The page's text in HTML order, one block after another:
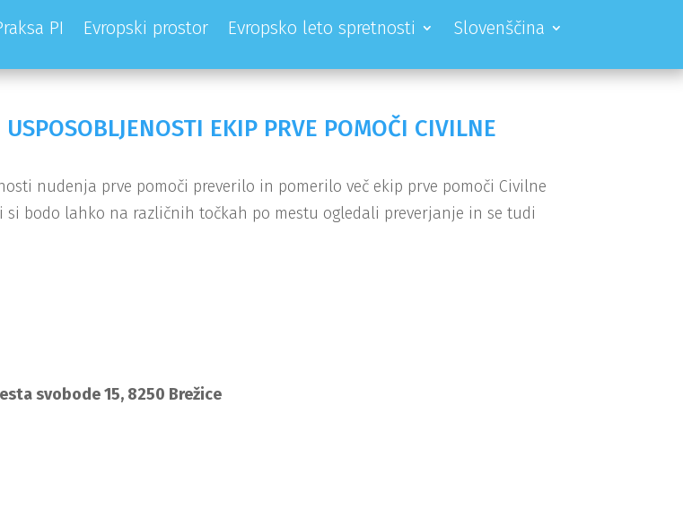
PI Evropski prostor Evropsko leto spretnosti Slovenščina
USPOSOBLJENOSTI EKIP PRVE POMOČI CIVILNE
nudenja prve pomoči preverilo in pomerilo več ekip prve pomoči Civilne
si bodo lahko na različnih točkah po mestu ogledali preverjanje in se tudi
svobode 15, 8250 Brežice